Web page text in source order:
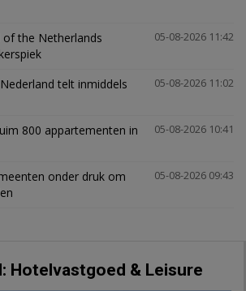
05-08-2026 11:42
the Netherlands
05-08-2026 11:02
telt inmiddels
05-08-2026 10:41
800 appartementen in
05-08-2026 09:43
onder druk om
Hotelvastgoed & Leisure